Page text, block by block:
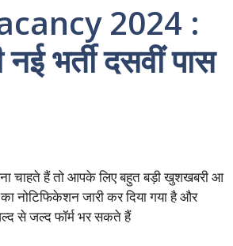
2024 :
भर्ती दसवीं पास
चाहते हैं तो आपके लिए बहुत बड़ी खुशखबरी आ
नोटिफिकेशन जारी कर दिया गया है और
से जल्द फॉर्म भर सकते हैं